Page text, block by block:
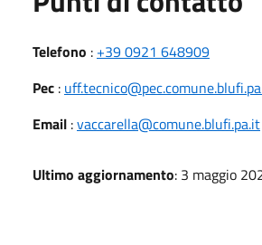
Telefono : +39 0921 648909
Pec :
Email :vaccarella@comune.blufi.pa.it
Ultimo aggiornamento: 3 maggio